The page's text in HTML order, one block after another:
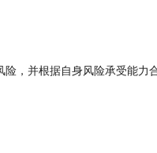
，并根据自身风险承受能力